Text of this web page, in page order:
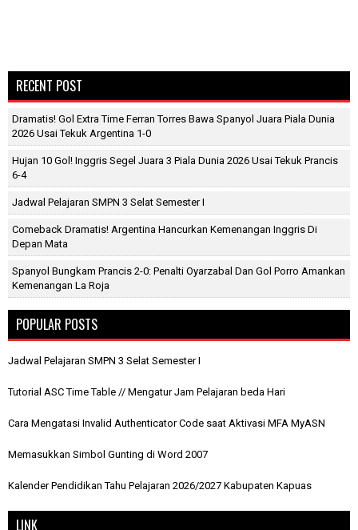
RECENT POST
Dramatis! Gol Extra Time Ferran Torres Bawa Spanyol Juara Piala Dunia
2026 Usai Tekuk Argentina 1-0
Hujan 10 Gol! Inggris Segel Juara 3 Piala Dunia 2026 Usai Tekuk Prancis
6-4
Jadwal Pelajaran SMPN 3 Selat Semester I
Comeback Dramatis! Argentina Hancurkan Kemenangan Inggris Di
Depan Mata
Spanyol Bungkam Prancis 2-0: Penalti Oyarzabal Dan Gol Porro Amankan
Kemenangan La Roja
POPULAR POSTS
Jadwal Pelajaran SMPN 3 Selat Semester I
Tutorial ASC Time Table // Mengatur Jam Pelajaran beda Hari
Cara Mengatasi Invalid Authenticator Code saat Aktivasi MFA MyASN
Memasukkan Simbol Gunting di Word 2007
Kalender Pendidikan Tahu Pelajaran 2026/2027 Kabupaten Kapuas
LINK